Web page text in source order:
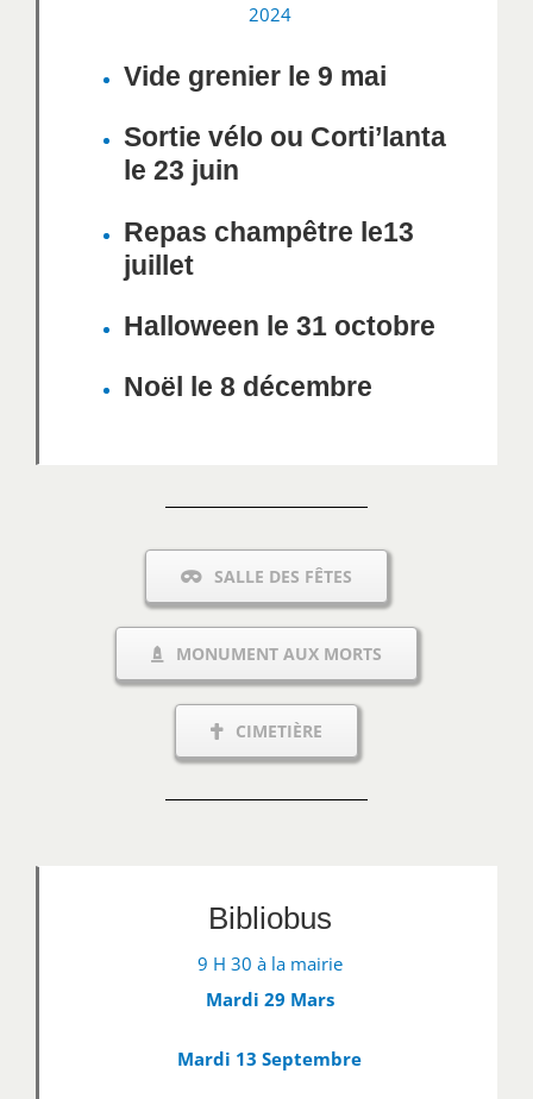
2024
Vide grenier le 9 mai
Sortie vélo ou Corti’lanta
le 23 juin
Repas champêtre le13
juillet
Halloween le 31 octobre
Noël le 8 décembre
SALLE DES FÊTES
MONUMENT AUX MORTS
CIMETIÈRE
Bibliobus
9 H 30 à la mairie
Mardi 29 Mars
Mardi 13 Septembre